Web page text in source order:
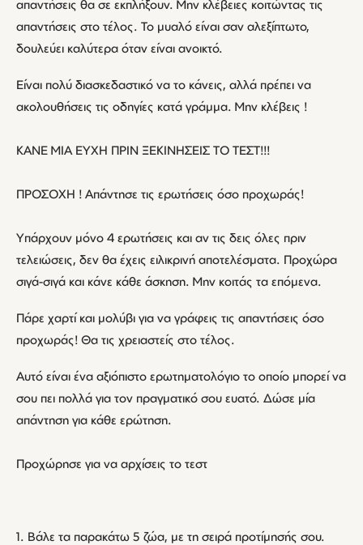
απαντήσεις θα σε εκπλήξουν. Μην κλέβειες κοιτώντας τις
απαντήσεις στο τέλος. Το μυαλό είναι σαν αλεξίπτωτο,
δουλεύει καλύτερα όταν είναι ανοικτό.
Είναι πολύ διασκεδαστικό να το κάνεις, αλλά πρέπει να
ακολουθήσεις τις οδηγίες κατά γράμμα. Μην κλέβεις !
ΚΑΝΕ ΜΙΑ ΕΥΧΗ ΠΡΙΝ ΞΕΚΙΝΗΣΕΙΣ ΤΟ ΤΕΣΤ!!!
ΠΡΟΣΟΧΗ ! Απάντησε τις ερωτήσεις όσο προχωράς!
Υπάρχουν μόνο 4 ερωτήσεις και αν τις δεις όλες πριν
τελειώσεις, δεν θα έχεις ειλικρινή αποτελέσματα. Προχώρα
σιγά-σιγά και κάνε κάθε άσκηση. Μην κοιτάς τα επόμενα.
Πάρε χαρτί και μολύβι για να γράφεις τις απαντήσεις όσο
προχωράς! Θα τις χρειαστείς στο τέλος.
Αυτό είναι ένα αξιόπιστο ερωτηματολόγιο το οποίο μπορεί να
σου πει πολλά για τον πραγματικό σου ευατό. Δώσε μία
απάντηση για κάθε ερώτηση.
Προχώρησε για να αρχίσεις το τεστ
1. Βάλε τα παρακάτω 5 ζώα, με τη σειρά προτίμησής σου.